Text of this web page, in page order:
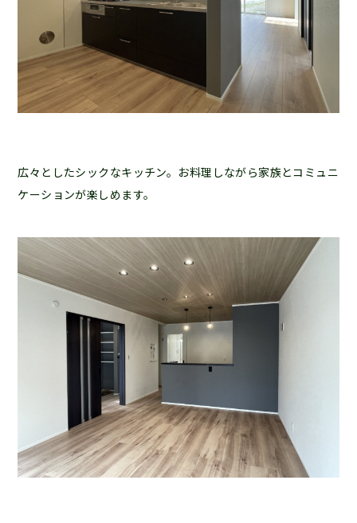
広々としたシックなキッチン。お料理しながら家族とコミュニ
ケーションが楽しめます。